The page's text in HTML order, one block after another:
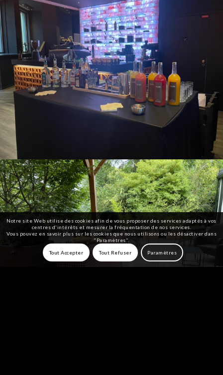
Notre site Web utilise des cookies afin de vous proposer des services adaptés à vos
centres d'intérêts et mesurer la fréquentation de nos services.
Vous pouvez en savoir plus sur les cookies que nous utilisons ou les désactiver dans
"Paramètres".
Tout Accepter Tout Refuser Paramètres